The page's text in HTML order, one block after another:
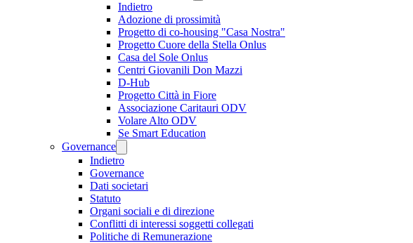
Indietro
Adozione di prossimità
Progetto di co-housing "Casa Nostra"
Progetto Cuore della Stella Onlus
Casa del Sole Onlus
Centri Giovanili Don Mazzi
D-Hub
Progetto Città in Fiore
Associazione Caritauri ODV
Volare Alto ODV
Se Smart Education
Governance
Indietro
Governance
Dati societari
Statuto
Organi sociali e di direzione
Conflitti di interessi soggetti collegati
Politiche di Remunerazione